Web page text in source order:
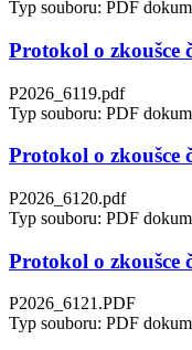
Typ souboru: PDF
Protokol o zkoušce
P2026_6119.pdf
Typ souboru: PDF
Protokol o zkoušce
P2026_6120.pdf
Typ souboru: PDF
Protokol o zkoušce
P2026_6121.PDF
Typ souboru: PDF